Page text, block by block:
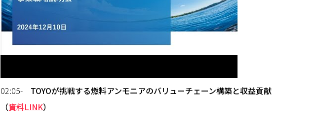
02:05- TOYOが挑戦する燃料アンモニアのバリューチェーン構築と収益貢献
（資料LINK）